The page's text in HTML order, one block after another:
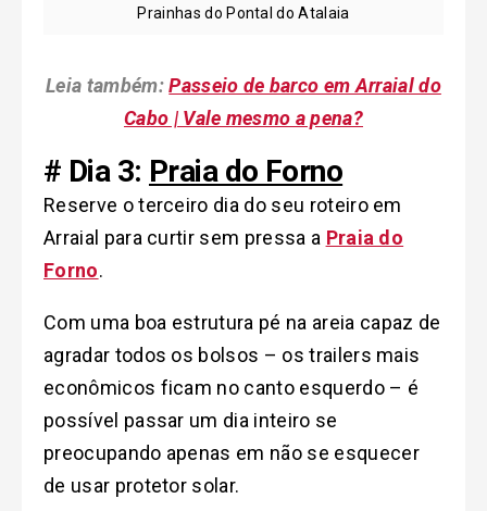
Prainhas do Pontal do Atalaia
Leia também: Passeio de barco em Arraial do
Cabo | Vale mesmo a pena?
# Dia 3: Praia do Forno
Reserve o terceiro dia do seu roteiro em
Arraial para curtir sem pressa a Praia do
Forno.
Com uma boa estrutura pé na areia capaz de
agradar todos os bolsos – os trailers mais
econômicos ficam no canto esquerdo – é
possível passar um dia inteiro se
preocupando apenas em não se esquecer
de usar protetor solar.